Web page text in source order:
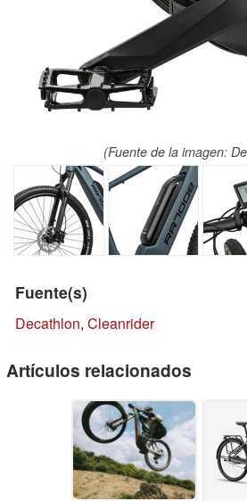
(Fuente de la imagen:
Fuente(s)
Decathlon, Cleanrider
Artículos relacionados